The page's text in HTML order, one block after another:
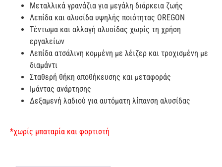
Μεταλλικά γρανάζια για μεγάλη διάρκεια ζωής
Λεπίδα και αλυσίδα υψηλής ποιότητας OREGON
Τέντωμα και αλλαγή αλυσίδας χωρίς τη χρήση
εργαλείων
Λεπίδα ατσάλινη κομμένη με λέιζερ και τροχισμένη με
διαμάντι
Σταθερή θήκη αποθήκευσης και μεταφοράς
Ιμάντας ανάρτησης
Δεξαμενή λαδιού για αυτόματη λίπανση αλυσίδας
*χωρίς μπαταρία και φορτιστή